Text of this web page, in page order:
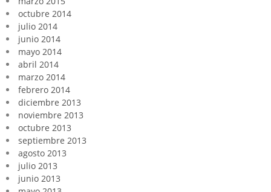
octubre 2014
julio 2014
junio 2014
mayo 2014
abril 2014
marzo 2014
febrero 2014
diciembre 2013
noviembre 2013
octubre 2013
septiembre 2013
agosto 2013
julio 2013
junio 2013